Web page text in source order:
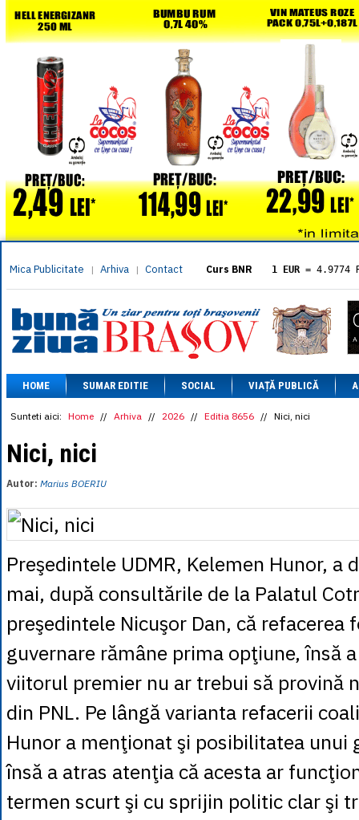
Mica Publicitate | Arhiva | Contact Curs BNR 1 EUR = 4.9774
= 5.8304
1 XAU= 464.4611
1 AED= 1.1933
1 AUD= 2.7957
1 BGN= 2.5449
1 CAD= 3.1559
1 CHF= 5.2813
1 CNY= 0.6015
1 MXN= 0.2227
1 NOK= 0.4191
1 NZD = 2.6097
1 PLN
= 1.1646
1 RSD = 0.0425
1 RUB
= 0.0530
1 SEK= 0.4526
= 0.1141
1 UAH = 0.1048
= 5.9383
1 ZAR= 0.2318
HOME SUMAR EDITIE SOCIAL VIAȚĂ PUBLICĂ
Sunteti aici: Home // Arhiva // 2026 // Editia 8656 // Nici, nici
Nici, nici
Autor: Marius BOERIU
Preşedintele UDMR, Kelemen Hunor, a
mai, după consultările de la Palatul
preşedintele Nicuşor Dan, că refacerea
guvernare rămâne prima opţiune, însă
viitorul premier nu ar trebui să provină
din PNL. Pe lângă varianta refacerii
Hunor a menţionat şi posibilitatea unui
însă a atras atenţia că acesta ar
termen scurt şi cu sprijin politic clar şi